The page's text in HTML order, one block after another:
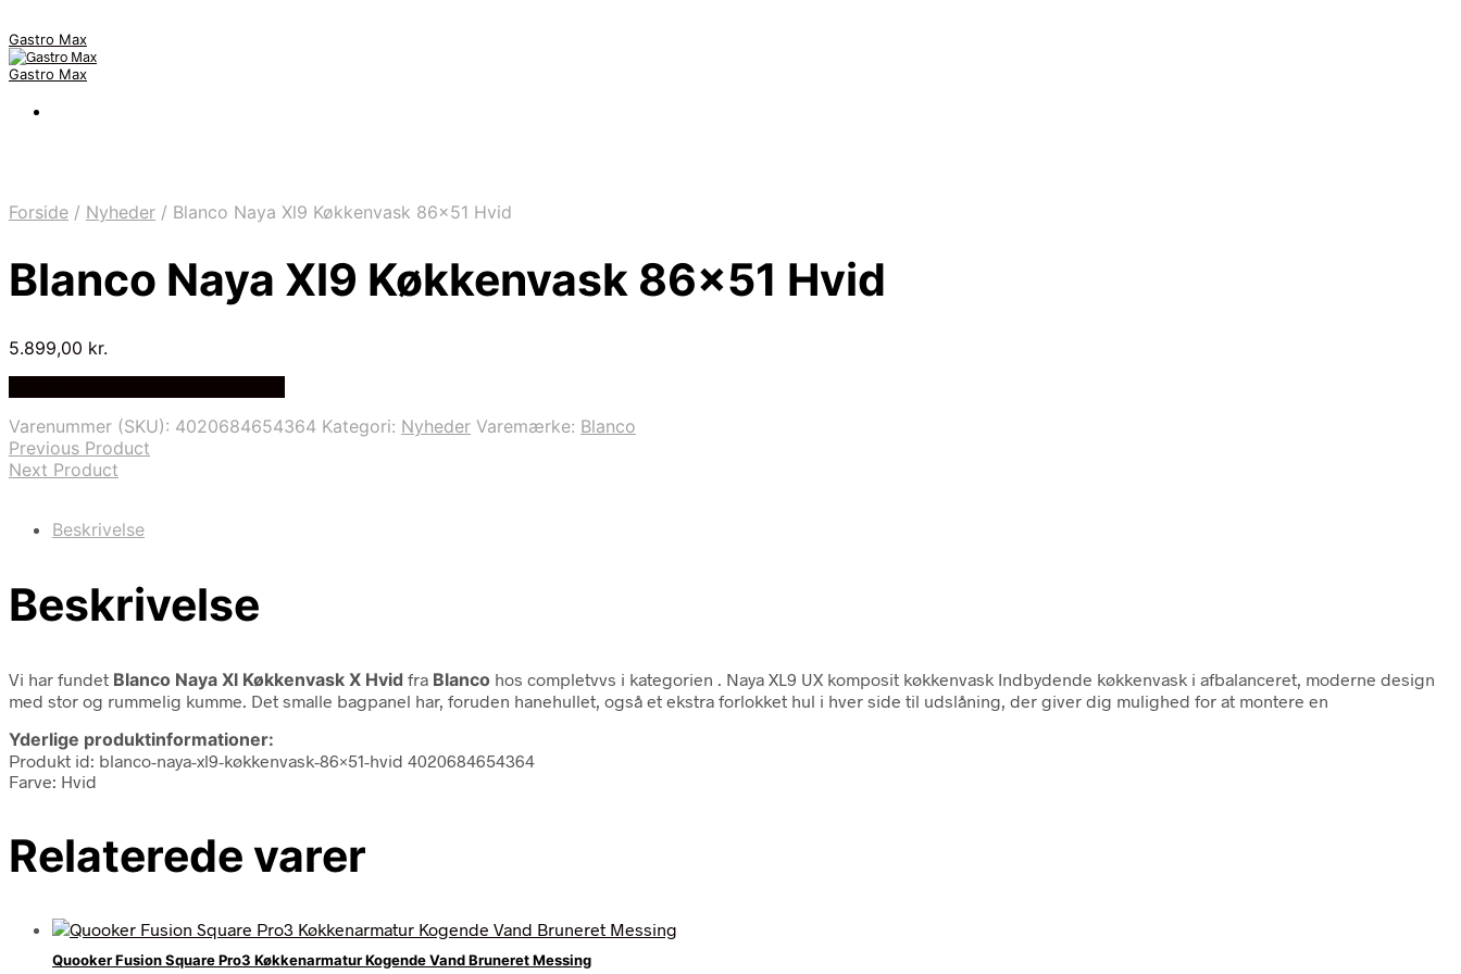
Gastro Max
Gastro Max
Forside / Nyheder / Blanco Naya Xl9 Køkkenvask 86×51 Hvid
Blanco Naya Xl9 Køkkenvask 86×51 Hvid
5.899,00 kr.
Varenummer (SKU): 4020684654364 Kategori: Nyheder Varemærke: Blanco
Previous Product
Next Product
Beskrivelse
Beskrivelse
Vi har fundet Blanco Naya Xl Køkkenvask X Hvid fra Blanco hos completvvs i kategorien
. Naya XL9 UX komposit køkkenvask Indbydende køkkenvask i afbalanceret, moderne design
med stor og rummelig kumme. Det smalle bagpanel har, foruden hanehullet, også et ekstra forlokket hul i hver side til udslåning, der giver dig mulighed for at montere en
Yderlige produktinformationer:
Produkt id: blanco-naya-xl9-køkkenvask-86×51-hvid 4020684654364
Farve: Hvid
Relaterede varer
Quooker Fusion Square Pro3 Køkkenarmatur Kogende Vand Bruneret Messing